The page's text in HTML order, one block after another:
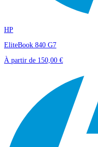
HP
EliteBook 840 G7
À partir de 150,00 €